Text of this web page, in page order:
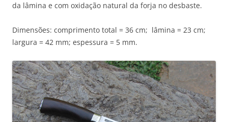
da lâmina e com oxidação natural da forja no desbaste.
Dimensões: comprimento total = 36 cm; lâmina = 23 cm;
largura = 42 mm; espessura = 5 mm.